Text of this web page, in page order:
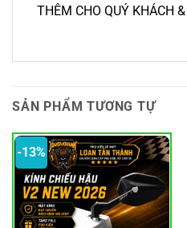
THÊM CHO QUÝ KHÁCH
SẢN PHẨM TƯƠNG TỰ
-13%